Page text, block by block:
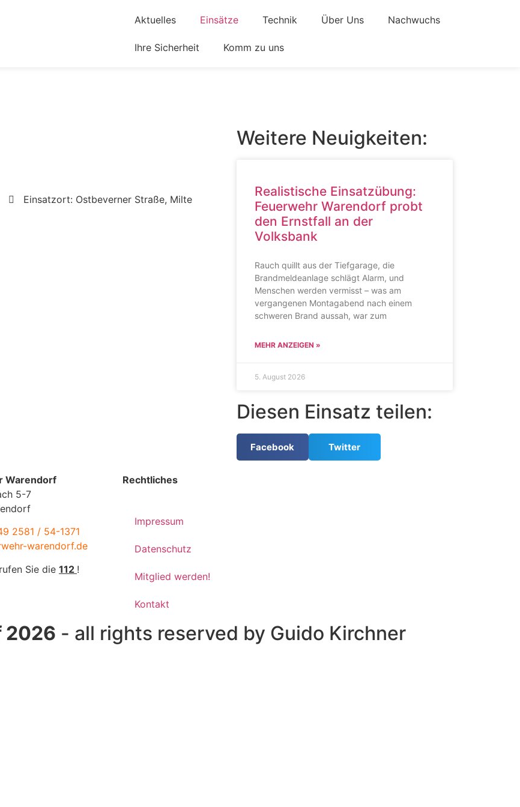
Aktuelles Einsätze Technik Über Uns Nachwuchs
Ihre Sicherheit Komm zu uns
Einsatzort: Ostbeverner Straße, Milte
Weitere Neuigkeiten:
Realistische Einsatzübung:
Feuerwehr Warendorf probt
den Ernstfall an der
Volksbank
Rauch quillt aus der Tiefgarage, die
Brandmeldeanlage schlägt Alarm, und
Menschen werden vermisst – was am
vergangenen Montagabend nach einem
schweren Brand aussah, war zum
MEHR ANZEIGEN »
5. August 2026
Diesen Einsatz teilen:
Facebook Twitter
Warendorf
5-7
2581 / 54-1371
warendorf.de
Sie die 112 !
Rechtliches
Impressum
Datenschutz
Mitglied werden!
Kontakt
2026 - all rights reserved by Guido Kirchner